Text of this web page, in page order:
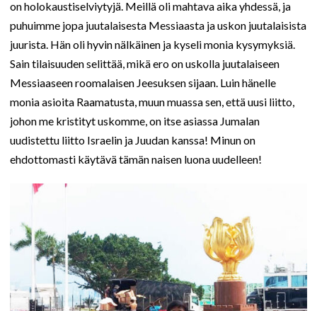
on holokaustiselviytyjä. Meillä oli mahtava aika yhdessä, ja
puhuimme jopa juutalaisesta Messiaasta ja uskon juutalaisista
juurista. Hän oli hyvin nälkäinen ja kyseli monia kysymyksiä.
Sain tilaisuuden selittää, mikä ero on uskolla juutalaiseen
Messiaaseen roomalaisen Jeesuksen sijaan. Luin hänelle
monia asioita Raamatusta, muun muassa sen, että uusi liitto,
johon me kristityt uskomme, on itse asiassa Jumalan
uudistettu liitto Israelin ja Juudan kanssa! Minun on
ehdottomasti käytävä tämän naisen luona uudelleen!